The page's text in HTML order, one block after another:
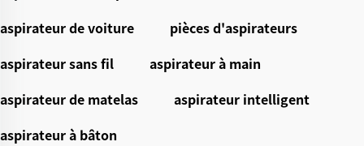
aspirateur de voiture
pièces d'aspirateurs
aspirateur sans fil
aspirateur à main
aspirateur de matelas
aspirateur intelligent
aspirateur à bâton